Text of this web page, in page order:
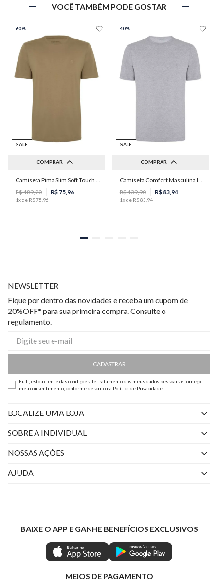
VOCÊ TAMBÉM PODE GOSTAR
-60%
SALE
COMPRAR
M
R$189,90 R$ 75, 96
1x de R$75 96
-40%
SALE
COMPRAR
P M G GG
R$139,90 R$ 83, 94
1x de R$83 94
NEWSLETTER
Fique por dentro das novidades e receba um cupom de
20%OFF* para sua primeira compra. Consulte o
regulamento.
CADASTRAR
Eu li, estou ciente das condições de tratamento dos meus dados pessoais e forneço
meu consentimento, conforme descrito na Política de Privacidade
LOCALIZE UMA LOJA
SOBRE A INDIVIDUAL
Quem Somos
Painel de Privacidade
Gestão de Preferências
NOSSAS AÇÕES
Livelo
IND CASHBACK
AJUDA
Trocas e Devoluções
Regulamentos
Seja Um Revendedor
Shop by WhatsApp Individual
BAIXE O APP E GANHE BENEFÍCIOS EXCLUSIVOS
MEIOS DE PAGAMENTO